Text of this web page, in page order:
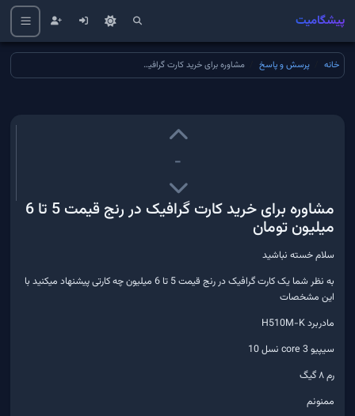
پیشگامیت
خانه پرسش و پاسخ مشاوره برای خرید کارت گرافیک در رنج قیمت 5 تا 6 میلیون تومان
-
مشاوره برای خرید کارت گرافیک در رنج قیمت 5 تا 6
میلیون تومان
سلام خسته نباشید
به نظر شما یک کارت گرافیک در رنج قیمت 5 تا 6 میلیون چه کارتی پیشنهاد میکنید با
این مشخصات
مادربرد H510M-K
سیپیو core 3 نسل 10
رم ۸ گیگ
ممنونم